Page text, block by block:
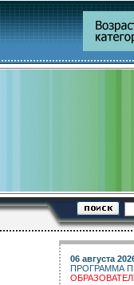
06 августа
ПРОГРАММА